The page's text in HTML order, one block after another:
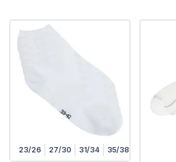
23/26 27/30 31/34 35/38